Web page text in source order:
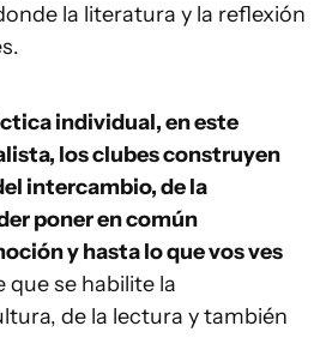
la literatura y la reflexión
individual, en este
los clubes construyen
intercambio, de la
poner en común
y hasta lo que vos ves
que se habilite la
de la lectura y también